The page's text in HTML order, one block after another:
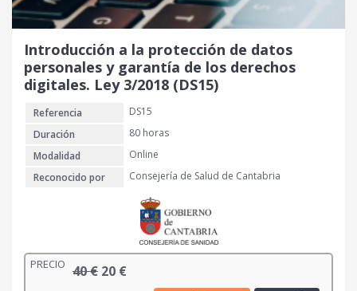
l
e
r
a
s
:
3
0
Introducción a la protección de datos
personales y garantía de los derechos
digitales. Ley 3/2018 (DS15)
Referencia
DS15
Duración
80 horas
Modalidad
Online
Reconocido por
Consejería de Salud de Cantabria
PRECIO 40€ E
20 €E